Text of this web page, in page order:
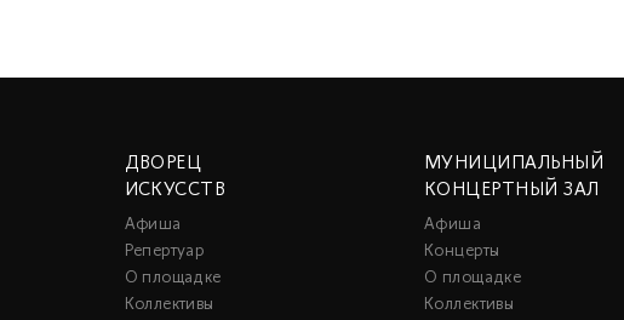
ДВОРЕЦ
ИСКУССТВ
Афиша
Репертуар
О площадке
Коллективы
МУНИЦИПАЛЬНЫЙ
КОНЦЕРТНЫЙ ЗАЛ
Афиша
Концерты
О площадке
Коллективы